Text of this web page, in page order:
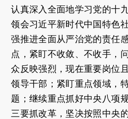
认真深入全面地学习党的十
领会习近平新时代中国特色
强推进全面从严治党的责任
点，紧盯不收敛、不收手，
众反映强烈，现在重要岗位
领导干部；紧盯重点领域，
题；继续重点抓好中央八项
三要抓改革，坚决按照中央